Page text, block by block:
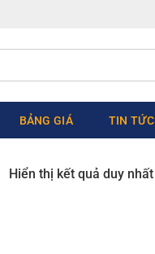
BẢNG GIÁ TIN TỨC
Hiển thị kết quả duy nhất